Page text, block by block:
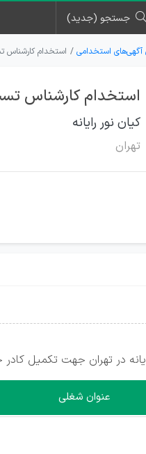
جستجو (جدید)
استخدامی استخدام کارشناس
استخدام کارشناس تست
کیان نور رایانه
تهران
در تهران جهت تکمیل
عنوان شغلی